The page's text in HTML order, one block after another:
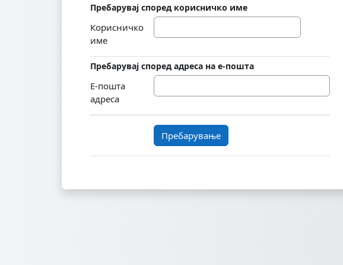
Пребарувај според корисничко име
Пребарувај според корисничко име
Корисничко
име
Пребарувај според адреса на е-
Пребарувај според адреса на е-пошта
Е-пошта
адреса